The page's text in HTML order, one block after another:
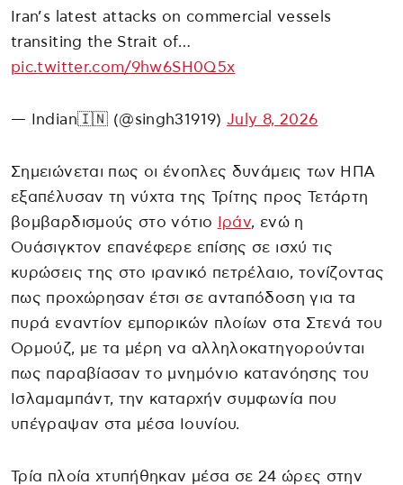
Iran’s latest attacks on commercial vessels
transiting the Strait of…
pic.twitter.com/9hw6SH0Q5x
— Indian🇮🇳 (@singh31919)July 8, 2026
Σημειώνεται πως οι ένοπλες δυνάμεις των ΗΠΑ
εξαπέλυσαν τη νύχτα της Τρίτης προς Τετάρτη
βομβαρδισμούς στο νότιο
Ιράν, ενώ η
Ουάσιγκτον επανέφερε επίσης σε ισχύ τις
κυρώσεις της στο ιρανικό πετρέλαιο, τονίζοντας
πως προχώρησαν έτσι σε ανταπόδοση για τα
πυρά εναντίον εμπορικών πλοίων στα Στενά του
Ορμούζ, με τα μέρη να αλληλοκατηγορούνται
πως παραβίασαν το μνημόνιο κατανόησης του
Ισλαμαμπάντ, την καταρχήν συμφωνία που
υπέγραψαν στα μέσα Ιουνίου.
Τρία πλοία χτυπήθηκαν μέσα σε 24 ώρες στην